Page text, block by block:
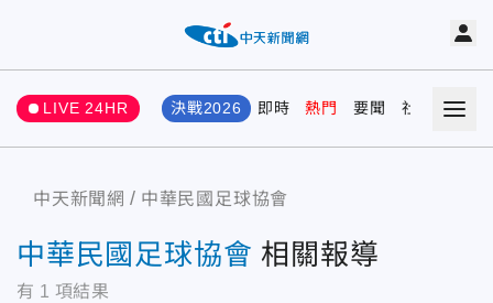
LIVE 24HR 決戰2026 即時 熱門 要聞 社會 娛樂
中天新聞網 中華民國足球協會
中華民國足球協會 相關報導
有 1 項結果